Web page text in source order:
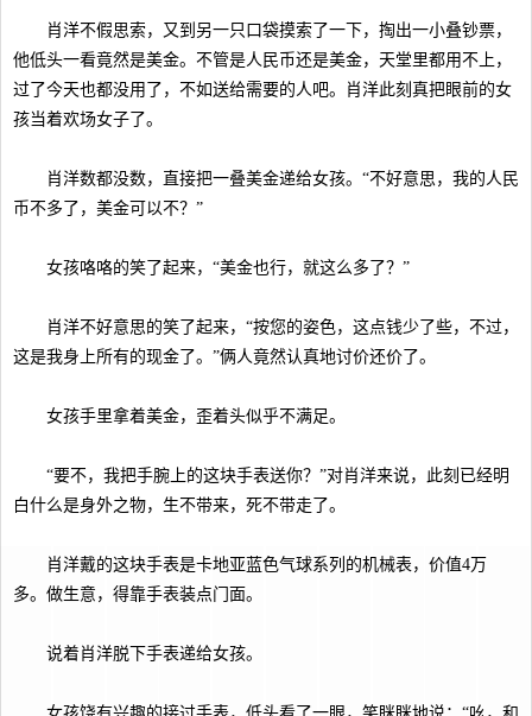
肖洋不假思索，又到另一只口袋摸索了一下，掏出一小叠钞票，
他低头一看竟然是美金。不管是人民币还是美金，天堂里都用不上，
过了今天也都没用了，不如送给需要的人吧。肖洋此刻真把眼前的女
孩当着欢场女子了。
肖洋数都没数，直接把一叠美金递给女孩。“不好意思，我的人民
币不多了，美金可以不？”
女孩咯咯的笑了起来，“美金也行，就这么多了？”
肖洋不好意思的笑了起来，“按您的姿色，这点钱少了些，不过，
这是我身上所有的现金了。”俩人竟然认真地讨价还价了。
女孩手里拿着美金，歪着头似乎不满足。
“要不，我把手腕上的这块手表送你？”对肖洋来说，此刻已经明
白什么是身外之物，生不带来，死不带走了。
肖洋戴的这块手表是卡地亚蓝色气球系列的机械表，价值4万
多。做生意，得靠手表装点门面。
说着肖洋脱下手表递给女孩。